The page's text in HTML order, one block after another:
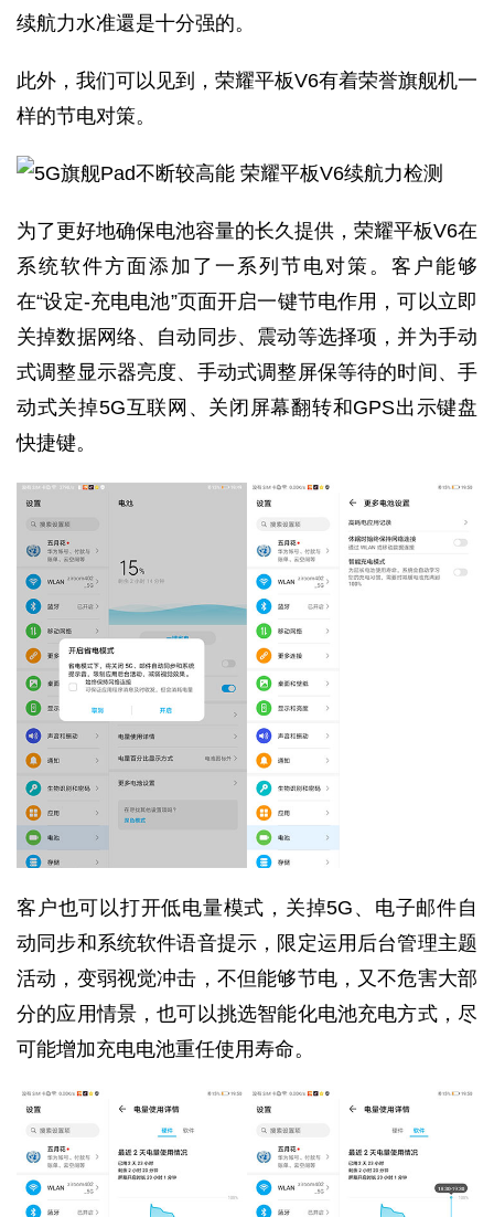
续航力水准還是十分强的。
此外，我们可以见到，荣耀平板V6有着荣誉旗舰机一
样的节电对策。
为了更好地确保电池容量的长久提供，荣耀平板V6在
系统软件方面添加了一系列节电对策。客户能够
在“设定-充电电池”页面开启一键节电作用，可以立即
关掉数据网络、自动同步、震动等选择项，并为手动
式调整显示器亮度、手动式调整屏保等待的时间、手
动式关掉5G互联网、关闭屏幕翻转和GPS出示键盘
快捷键。
客户也可以打开低电量模式，关掉5G、电子邮件自
动同步和系统软件语音提示，限定运用后台管理主题
活动，变弱视觉冲击，不但能够节电，又不危害大部
分的应用情景，也可以挑选智能化电池充电方式，尽
可能增加充电电池重任使用寿命。